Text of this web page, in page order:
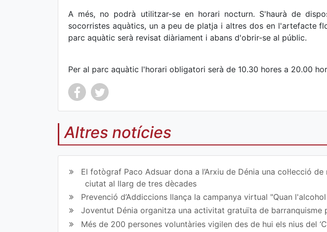
A més, no podrà utilitzar-se en horari nocturn. S'haurà de
socorristes aquàtics, un a peu de platja i altres dos en l'artefacte
parc aquàtic serà revisat diàriament i abans d'obrir-se al públic.
Per al parc aquàtic l'horari obligatori serà de 10.30 hores a 20.00
Co
art
ir
en
Co
art
ir
en
Altres notícies
El fotògraf Paco Adsuar dona a l’Arxiu de Dénia una col·lecció
ciutat al llarg de tres dècades
Prevenció d’Addiccions llança la campanya virtual "Quan
Joventut Dénia organitza una activitat gratuïta de barranquisme
Més de 200 persones voluntàries vigilen des de hui els nius del